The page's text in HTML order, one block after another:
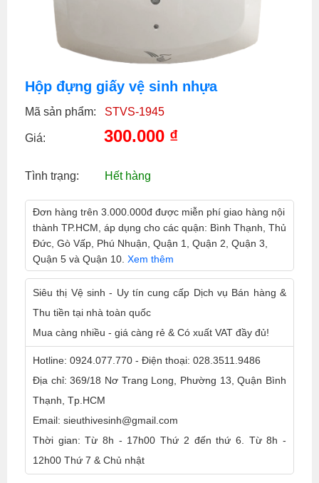
Hộp đựng giấy vệ sinh nhựa
Mã sản phẩm: STVS-1945
Giá: 300.000 ₫
Tình trạng: Hết hàng
Đơn hàng trên 3.000.000đ được miễn phí giao hàng nội
thành TP.HCM, áp dụng cho các quận: Bình Thạnh, Thủ
Đức, Gò Vấp, Phú Nhuận, Quận 1, Quận 2, Quận 3,
Quận 5 và Quận 10. Xem thêm
Siêu thị Vệ sinh - Uy tín cung cấp Dịch vụ Bán hàng &
Thu tiền tại nhà toàn quốc
Mua càng nhiều - giá càng rẻ & Có xuất VAT đầy đủ!
Hotline: 0924.077.770 - Điện thoại: 028.3511.9486
Địa chỉ: 369/18 Nơ Trang Long, Phường 13, Quận Bình
Thạnh, Tp.HCM
Email: sieuthivesinh@gmail.com
Thời gian: Từ 8h - 17h00 Thứ 2 đến thứ 6. Từ 8h -
12h00 Thứ 7 & Chủ nhật